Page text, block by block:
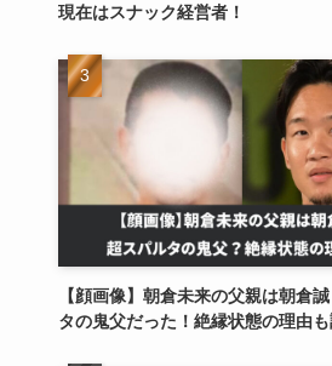
現在はスナック経営者！
【顔画像】朝倉未来の父親は朝倉
タの鬼父だった！絶縁状態の理由も